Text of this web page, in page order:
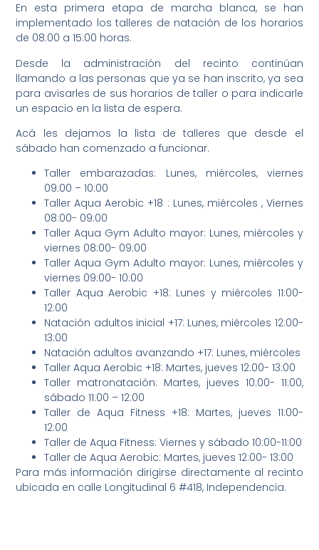
En esta primera etapa de marcha blanca, se han
implementado los talleres de natación de los horarios
de 08:00 a 15:00 horas.
Desde la administración del recinto continúan
llamando a las personas que ya se han inscrito, ya sea
para avisarles de sus horarios de taller o para indicarle
un espacio en la lista de espera.
Acá les dejamos la lista de talleres que desde el
sábado han comenzado a funcionar.
Taller embarazadas: Lunes, miércoles, viernes
09:00 – 10:00
Taller Aqua Aerobic +18 : Lunes, miércoles , Viernes
08:00- 09:00
Taller Aqua Gym Adulto mayor: Lunes, miércoles y
viernes 08:00- 09:00
Taller Aqua Gym Adulto mayor: Lunes, miércoles y
viernes 09:00- 10:00
Taller Aqua Aerobic +18: Lunes y miércoles 11:00-
12:00
Natación adultos inicial +17: Lunes, miércoles 12:00-
13:00
Natación adultos avanzando +17: Lunes, miércoles
Taller Aqua Aerobic +18: Martes, jueves 12:00- 13:00
Taller matronatación: Martes, jueves 10:00- 11:00,
sábado 11:00 – 12:00
Taller de Aqua Fitness +18: Martes, jueves 11:00-
12:00
Taller de Aqua Fitness: Viernes y sábado 10:00-11:00
Taller de Aqua Aerobic: Martes, jueves 12:00- 13:00
Para más información dirigirse directamente al recinto
ubicada en calle Longitudinal 6 #418, Independencia.